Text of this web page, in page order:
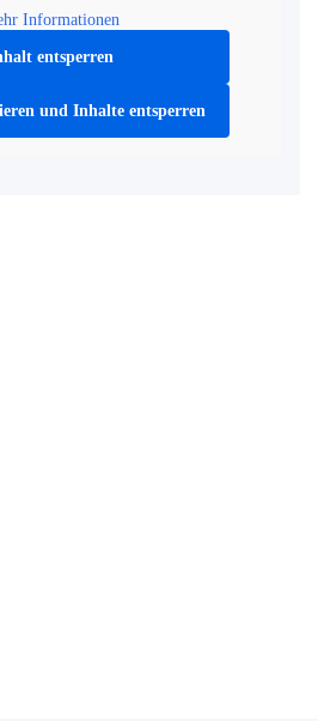
Informationen
entsperren
und Inhalte entsperren